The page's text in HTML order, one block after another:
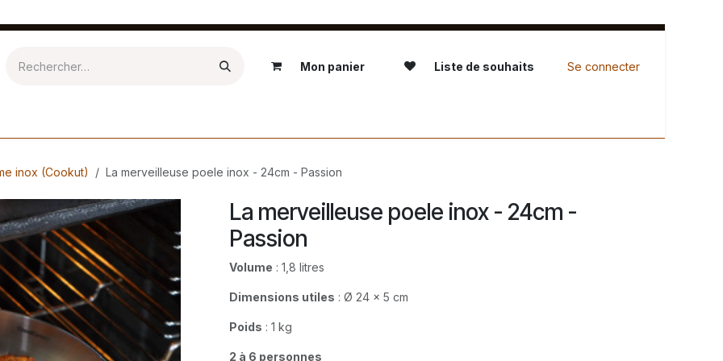
Mon panier Liste de souhaits Se connecter
inox (Cookut) La merveilleuse poele inox - 24cm - Passion
La merveilleuse poele inox - 24cm -
Passion
Volume : 1,8 litres
Dimensions utiles : Ø 24 x 5 cm
Poids : 1 kg
2 à 6 personnes